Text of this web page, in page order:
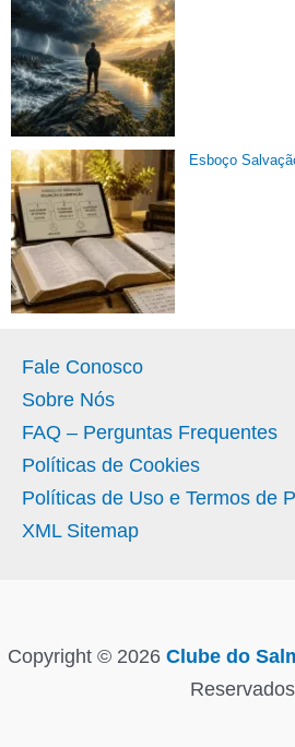
Esboço
Fale Conosco
Sobre Nós
FAQ – Perguntas Frequentes
Políticas de Cookies
Políticas de Uso e Termos de
XML Sitemap
Copyright © 2026 Clube do